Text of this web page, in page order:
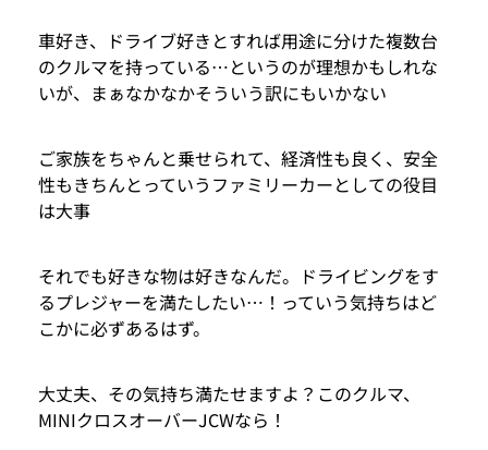
車好き、ドライブ好きとすれば用途に分けた複数台
のクルマを持っている…というのが理想かもしれな
いが、まぁなかなかそういう訳にもいかない
ご家族をちゃんと乗せられて、経済性も良く、安全
性もきちんとっていうファミリーカーとしての役目
は大事
それでも好きな物は好きなんだ。ドライビングをす
るプレジャーを満たしたい…！っていう気持ちはど
こかに必ずあるはず。
大丈夫、その気持ち満たせますよ？このクルマ、
MINIクロスオーバーJCWなら！